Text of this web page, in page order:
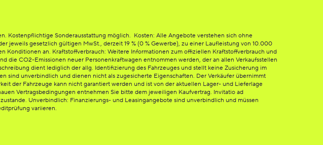
Kostenpflichtige Sonderausstattung möglich. Kosten: Alle Angebote verstehen sich ohne
jeweils gesetzlich gültigen MwSt., derzeit 19 % (0 % Gewerbe), zu einer Laufleistung von 10.000
Konditionen an. Kraftstoffverbrauch: Weitere Informationen zum offiziellen Kraftstoffverbrauch und
CO2-Emissionen neuer Personenkraftwagen entnommen werden, der an allen Verkaufsstellen
dient lediglich der allg. Identifizierung des Fahrzeuges und stellt keine Zusicherung im
sind unverbindlich und dienen nicht als zugesicherte Eigenschaften. Der Verkäufer übernimmt
der Fahrzeuge kann nicht garantiert werden und ist von der aktuellen Lager- und Lieferlage
Vertragsbedingungen entnehmen Sie bitte dem jeweiligen Kaufvertrag. Invitatio ad
Unverbindlich: Finanzierungs- und Leasingangebote sind unverbindlich und müssen
variieren.